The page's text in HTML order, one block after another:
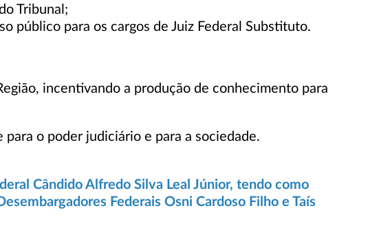
Tribunal;
público para os cargos de Juiz Federal Substituto.​
incentivando a produção de conhecimento para
o poder judiciário e para a sociedade.
Cândido Alfredo Silva Leal Júnior, tendo como
Federais Osni Cardoso Filho e Taís